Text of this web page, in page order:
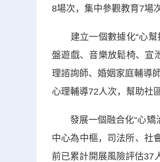
8場次，集中參觀教育7場次
建立一個數據化“心幫
盤遊戲、音樂放鬆椅、宣
理諮詢師、婚姻家庭輔導
心理輔導72人次，幫助社
發展一個融合化“心矯治
中心為中樞，司法所、社
前已累計開展風險評估37